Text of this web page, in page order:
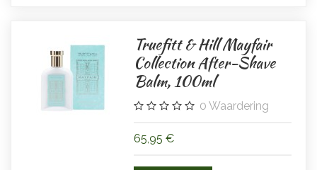
Truefitt & Hill Mayfair
Collection After-Shave
Balm, 100ml
0 Waardering
65,95 €